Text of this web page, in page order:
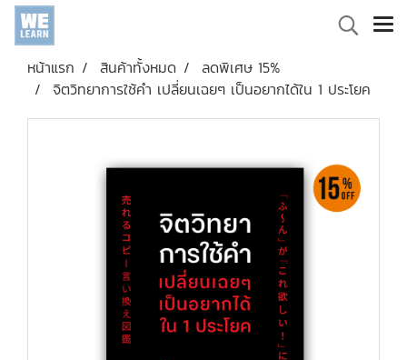
หน้าแรก สินค้าทั้งหมด
ลดพิเศษ 15%
จิตวิทยาการใช้คำ เปลี่ยนเฉยๆ เป็นอยากได้ใน 1 ประโยค